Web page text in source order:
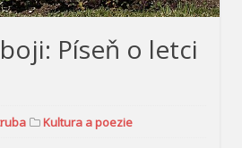
Píseň o letci
Kultura a poezie